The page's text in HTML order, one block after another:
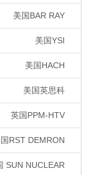
美国BAR RAY
美国YSI
美国HACH
美国英思科
英国PPM-HTV
RST DEMRON
SUN NUCLEAR